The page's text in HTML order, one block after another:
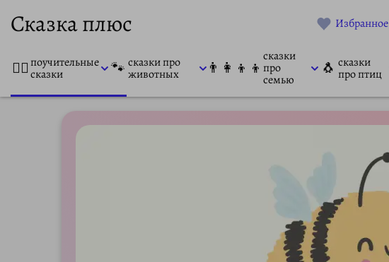
Сказка плюс Избранное
👨‍⚕️поучительные
сказки 🐾 сказки про
животных 👨‍👩‍👦‍👦
сказки
про
семью
🐧 сказки
про птиц